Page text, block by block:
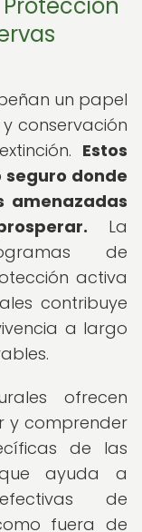
un papel
conservación
Estos
donde
amenazadas
La
de
activa
contribuye
a largo
ofrecen
y comprender
de las
ayuda a
de
fuera de